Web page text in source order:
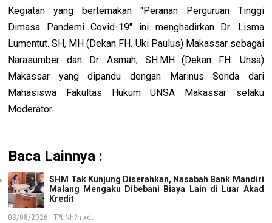
Kegiatan yang bertemakan "Peranan Perguruan Tinggi
Dimasa Pandemi Covid-19" ini menghadirkan Dr. Lisma
Lumentut.SH, MH (Dekan FH. Uki Paulus) Makassar sebagai
Narasumber dan Dr. Asmah, SH.MH (Dekan FH. Unsa)
Makassar yang dipandu dengan Marinus Sonda dari
Mahasiswa Fakultas Hukum UNSA Makassar selaku
Moderator.
Baca Lainnya :
SHM Tak Kunjung Diserahkan, Nasabah Bank Mandiri
Malang Mengaku Dibebani Biaya Lain di Luar Akad
Kredit
03/08/2026 - T?t Nh?n xét